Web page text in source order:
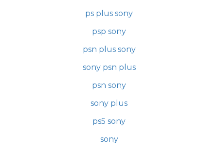
ps plus sony
psp sony
psn plus sony
sony psn plus
psn sony
sony plus
ps5 sony
sony